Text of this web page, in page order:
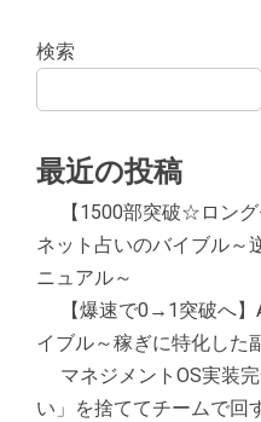
検索
最近の投稿
【1500部突破☆ロン
ネット占いのバイブル～
ニュアル～
【爆速で0→1突破へ
イブル～稼ぎに特化した
マネジメントOS実装
い」を捨ててチームで回